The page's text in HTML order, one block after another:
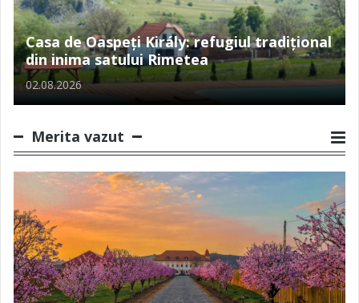
Casa de Oaspeți Király: refugiul tradițional
din inima satului Rimetea
02.08.2026
Merita vazut